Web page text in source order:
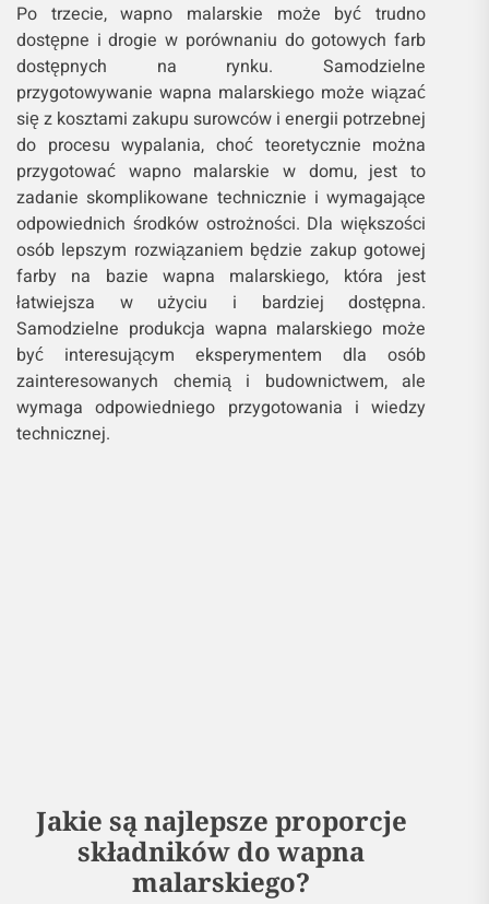
Po trzecie, wapno malarskie może być trudno
dostępne i drogie w porównaniu do gotowych farb
dostępnych na rynku. Samodzielne
przygotowywanie wapna malarskiego może wiązać
się z kosztami zakupu surowców i energii potrzebnej
do procesu wypalania, choć teoretycznie można
przygotować wapno malarskie w domu, jest to
zadanie skomplikowane technicznie i wymagające
odpowiednich środków ostrożności. Dla większości
osób lepszym rozwiązaniem będzie zakup gotowej
farby na bazie wapna malarskiego, która jest
łatwiejsza w użyciu i bardziej dostępna.
Samodzielne produkcja wapna malarskiego może
być interesującym eksperymentem dla osób
zainteresowanych chemią i budownictwem, ale
wymaga odpowiedniego przygotowania i wiedzy
technicznej.
Jakie są najlepsze proporcje
składników do wapna
malarskiego?